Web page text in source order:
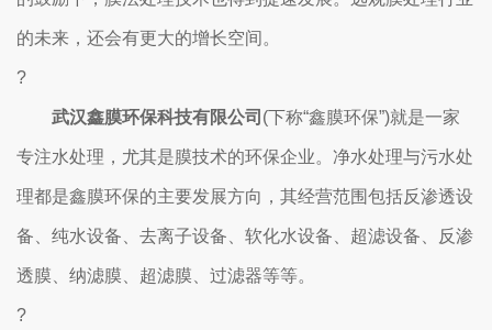
的未来，还会有更大的增长空间。
?
武汉鑫膜环保科技有限公司 (下称“鑫膜环保”)就是一家
专注水处理，尤其是膜技术的环保企业。净水处理与污水处
理都是鑫膜环保的主要发展方向，其经营范围包括反渗透设
备、纯水设备、去离子设备、软化水设备、超滤设备、反渗
透膜、纳滤膜、超滤膜、过滤器等等。
?